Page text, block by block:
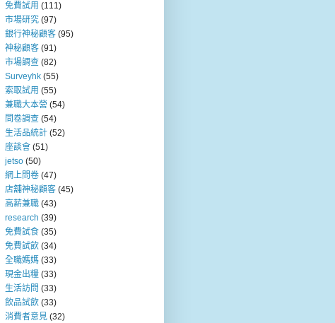
免費試用 (111)
市場研究 (97)
銀行神秘顧客 (95)
神秘顧客 (91)
市場調查 (82)
Surveyhk (55)
索取試用 (55)
兼職大本營 (54)
問卷調查 (54)
生活品統計 (52)
座談會 (51)
jetso (50)
網上問卷 (47)
店舖神秘顧客 (45)
高薪兼職 (43)
research (39)
免費試食 (35)
免費試飲 (34)
全職媽媽 (33)
現金出糧 (33)
生活訪問 (33)
飲品試飲 (33)
消費者意見 (32)